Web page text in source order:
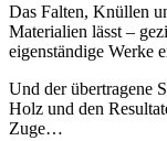
Das Falten, Knüllen
Materialien lässt –
eigenständige Werke
Und der übertragene
Holz und den
Zuge…